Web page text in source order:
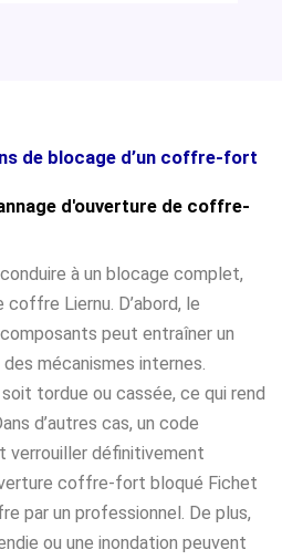
de blocage d’un coffre-fort
d'ouverture de coffre-
à un blocage complet,
Liernu. D’abord, le
peut entraîner un
mécanismes internes.
tordue ou cassée, ce qui rend
d’autres cas, un code
verrouiller définitivement
coffre-fort bloqué Fichet
par un professionnel. De plus,
ou une inondation peuvent